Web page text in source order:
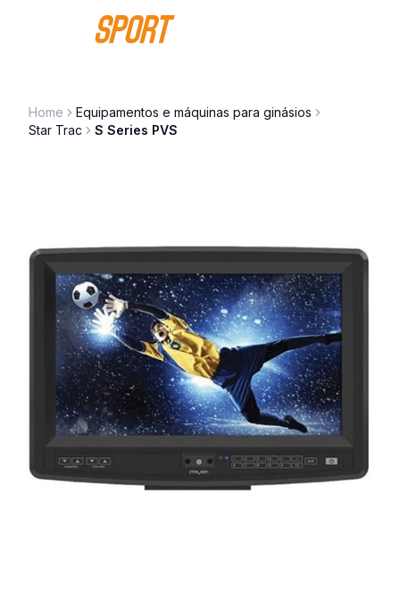
Saltar para o conteúdo
Home
Equipamentos e máquinas para ginásios
Star Trac
S Series PVS